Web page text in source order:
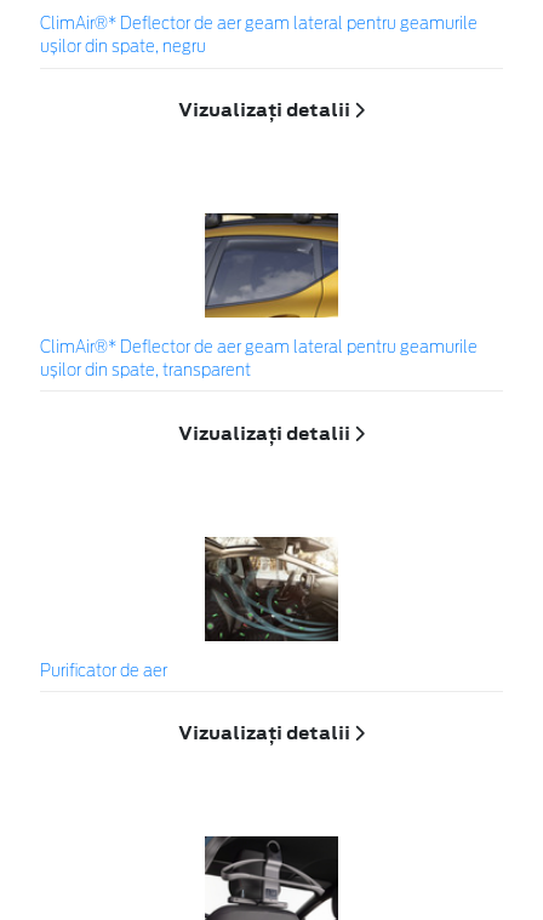
ClimAir®* Deflector de aer geam lateral pentru geamurile
ușilor din spate, negru
Vizualizați detalii
ClimAir®* Deflector de aer geam lateral pentru geamurile
ușilor din spate, transparent
Vizualizați detalii
Purificator de aer
Vizualizați detalii